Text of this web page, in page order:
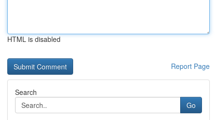
HTML is disabled
Report Page
Search
Go